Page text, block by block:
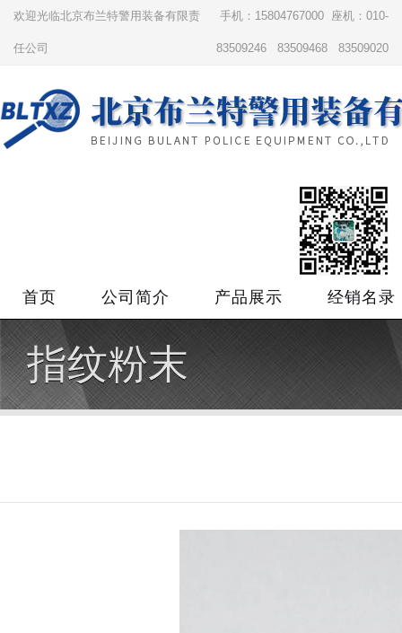
欢迎光临北京布兰特警用装备有限责
任公司
手机：15804767000 座机：010-
83509246 83509468 83509020
首页 公司简介 产品展示 经销名录
指纹粉末